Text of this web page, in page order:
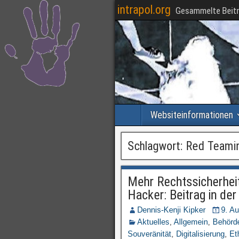
intrapol.org Gesammelte
Websiteinformationen
Schlagwort: Red
Mehr
Hacker: Beitrag in
Dennis-Kenji Kipker
9.
Aktuelles, Allgemein,
Souveränität, Digitalisierung,